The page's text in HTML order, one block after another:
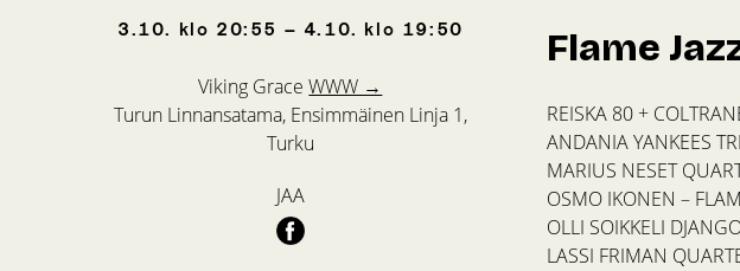
3.10. klo 20:55 – 4.10. klo 19:50
Viking GraceWWW →
Turun Linnansatama, Ensimmäinen Linja 1,
Turku
JAA
Flame
REISKA 80 +
ANDANIA YANKEES
MARIUS NESET
OSMO IKONEN –
OLLI SOIKKELI
LASSI FRIMAN